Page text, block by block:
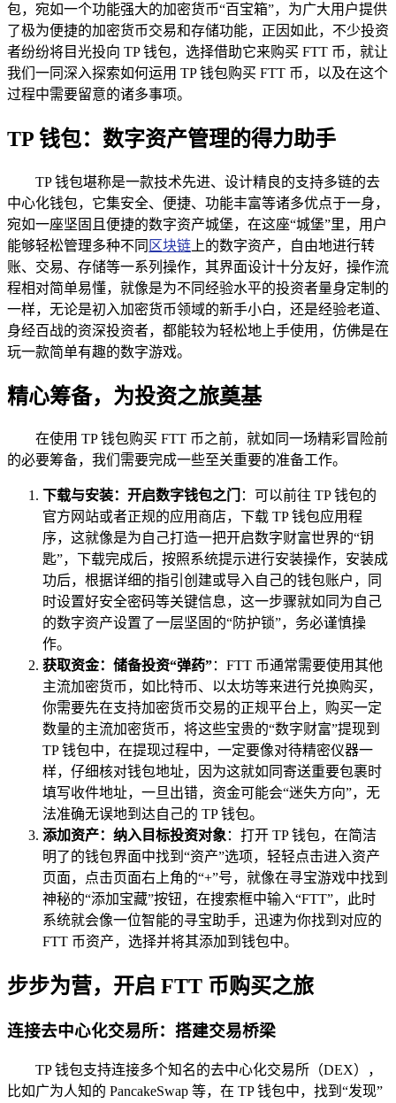
包，宛如一个功能强大的加密货币“百宝箱”，为广大用户提供
了极为便捷的加密货币交易和存储功能，正因如此，不少投资
者纷纷将目光投向 TP 钱包，选择借助它来购买 FTT 币，就让
我们一同深入探索如何运用 TP 钱包购买 FTT 币，以及在这个
过程中需要留意的诸多事项。
TP 钱包：数字资产管理的得力助手
TP 钱包堪称是一款技术先进、设计精良的支持多链的去
中心化钱包，它集安全、便捷、功能丰富等诸多优点于一身，
宛如一座坚固且便捷的数字资产城堡，在这座“城堡”里，用户
能够轻松管理多种不同 区块链 上的数字资产，自由地进行转
账、交易、存储等一系列操作，其界面设计十分友好，操作流
程相对简单易懂，就像是为不同经验水平的投资者量身定制的
一样，无论是初入加密货币领域的新手小白，还是经验老道、
身经百战的资深投资者，都能较为轻松地上手使用，仿佛是在
玩一款简单有趣的数字游戏。
精心筹备，为投资之旅奠基
在使用 TP 钱包购买 FTT 币之前，就如同一场精彩冒险前
的必要筹备，我们需要完成一些至关重要的准备工作。
下载与安装：开启数字钱包之门
：可以前往 TP 钱包的
官方网站或者正规的应用商店，下载 TP 钱包应用程
序，这就像是为自己打造一把开启数字财富世界的“钥
匙”，下载完成后，按照系统提示进行安装操作，安装成
功后，根据详细的指引创建或导入自己的钱包账户，同
时设置好安全密码等关键信息，这一步骤就如同为自己
的数字资产设置了一层坚固的“防护锁”，务必谨慎操
作。
获取资金：储备投资“弹药”：FTT 币通常需要使用其他
主流加密货币，如比特币、以太坊等来进行兑换购买，
你需要先在支持加密货币交易的正规平台上，购买一定
数量的主流加密货币，将这些宝贵的“数字财富”提现到
TP 钱包中，在提现过程中，一定要像对待精密仪器一
样，仔细核对钱包地址，因为这就如同寄送重要包裹时
填写收件地址，一旦出错，资金可能会“迷失方向”，无
法准确无误地到达自己的 TP 钱包。
添加资产：纳入目标投资对象：打开 TP 钱包，在简洁
明了的钱包界面中找到“资产”选项，轻轻点击进入资产
页面，点击页面右上角的“+”号，就像在寻宝游戏中找到
神秘的“添加宝藏”按钮，在搜索框中输入“FTT”，此时
系统就会像一位智能的寻宝助手，迅速为你找到对应的
FTT 币资产，选择并将其添加到钱包中。
步步为营，开启 FTT 币购买之旅
连接去中心化交易所：搭建交易桥梁
TP 钱包支持连接多个知名的去中心化交易所（DEX），
比如广为人知的 PancakeSwap 等，在 TP 钱包中，找到“发现”